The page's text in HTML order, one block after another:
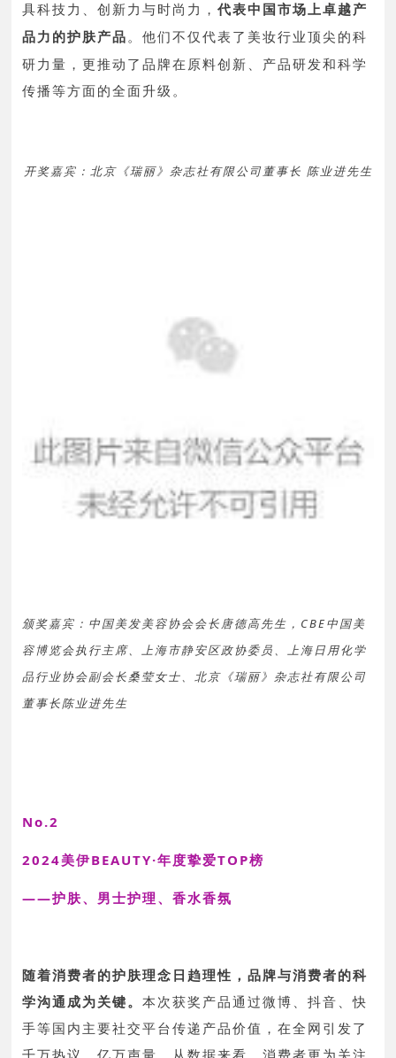
具科技力、创新力与时尚力，代表中国市场上卓越产
品力的护肤产品。他们不仅代表了美妆行业顶尖的科
研力量，更推动了品牌在原料创新、产品研发和科学
传播等方面的全面升级。
开奖嘉宾：北京《瑞丽》杂志社有限公司董事长 陈业进先生
颁奖嘉宾：中国美发美容协会会长唐德高先生，CBE中国美
容博览会执行主席、上海市静安区政协委员、上海日用化学
品行业协会副会长桑莹女士、北京《瑞丽》杂志社有限公司
董事长陈业进先生
No.2
2024美伊BEAUTY·年度挚爱TOP榜
——护肤、男士护理、香水香氛
随着消费者的护肤理念日趋理性，品牌与消费者的科
学沟通成为关键。本次获奖产品通过微博、抖音、快
手等国内主要社交平台传递产品价值，在全网引发了